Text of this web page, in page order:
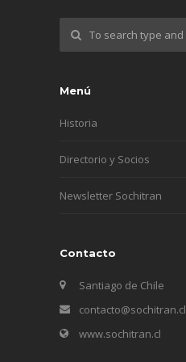
Menú
Historia
Directorio y Socios
Newsletter Sochitran
Contacto
Santiago de Chile
contacto@sochitran.cl
www.sochitran.cl